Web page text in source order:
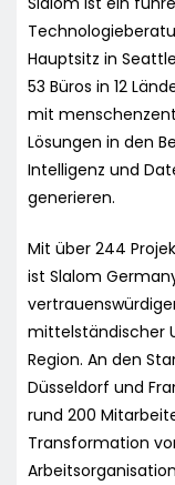
Hauptsitz in
53 Büros in 12
mit
Lösungen in den
Intelligenz und
generieren.
Mit über 244
ist Slalom
mittelständischer
Region. An den
Düsseldorf und
rund 200
Transformation